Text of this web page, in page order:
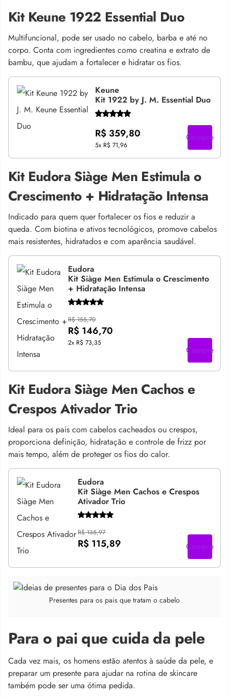
Kit Keune 1922 Essential Duo
Multifuncional, pode ser usado no cabelo, barba e até no
corpo. Conta com ingredientes como creatina e extrato de
bambu, que ajudam a fortalecer e hidratar os fios.
Keune
Kit 1922 by J. M. Essential Duo
R$ 359,80
5x R$ 71,96
Compre
Kit Eudora Siàge Men Estimula o
Crescimento + Hidratação Intensa
Indicado para quem quer fortalecer os fios e reduzir a
queda. Com biotina e ativos tecnológicos, promove cabelos
mais resistentes, hidratados e com aparência saudável.
Eudora
Kit Siàge Men Estimula o Crescimento
+ Hidratação Intensa
R$ 155,70
R$ 146,70
2x R$ 73,35
Compre
Kit Eudora Siàge Men Cachos e
Crespos Ativador Trio
Ideal para os pais com cabelos cacheados ou crespos,
proporciona definição, hidratação e controle de frizz por
mais tempo, além de proteger os fios do calor.
Eudora
Kit Siàge Men Cachos e Crespos
Ativador Trio
R$ 135,97
R$ 115,89 Compre
Presentes para os pais que tratam o cabelo
Para o pai que cuida da pele
Cada vez mais, os homens estão atentos à saúde da pele, e
preparar um presente para ajudar na rotina de skincare
também pode ser uma ótima pedida.